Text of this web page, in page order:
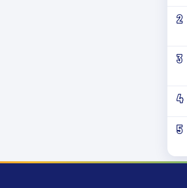
2
3
4
5